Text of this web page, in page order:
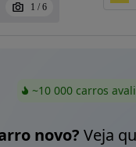
1 / 6
~10 000 carros
novo? Veja